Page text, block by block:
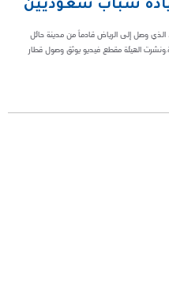
شباب سعوديين
الذي وصل إلى الرياض قادماً من مدينة حائل
الهيئة مقطع فيديو يوثق وصول قطار